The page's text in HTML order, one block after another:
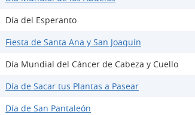
Día del Esperanto
Fiesta de Santa Ana y San Joaquín
Día Mundial del Cáncer de Cabeza y Cuello
Día de Sacar tus Plantas a Pasear
Día de San Pantaleón